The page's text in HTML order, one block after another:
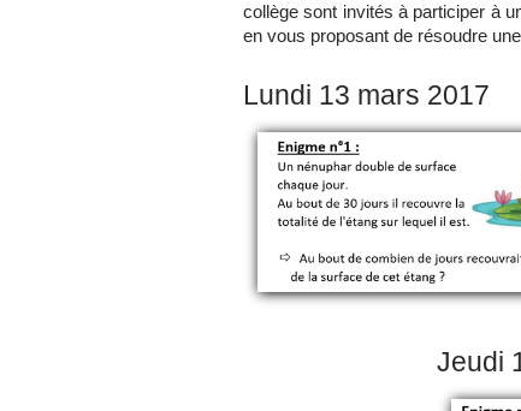
collège sont invités à participer à
en vous proposant de résoudre
Lundi 13 mars 2017
Jeudi